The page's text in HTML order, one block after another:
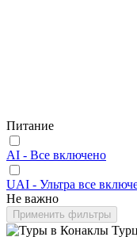
Питание
AI - Все включено
UAI - Ультра все
Не важно
Применить фильтры